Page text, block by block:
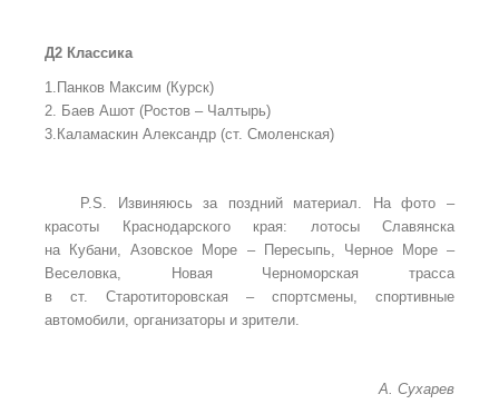
Д2 Классика
1.Панков Максим (Курск)
2. Баев Ашот (Ростов – Чалтырь)
3.Каламаскин Александр (ст. Смоленская)
P.S. Извиняюсь за поздний материал. На фото –
красоты Краснодарского края: лотосы Славянска
на Кубани, Азовское Море – Пересыпь, Черное Море –
Веселовка, Новая Черноморская трасса
в ст. Старотиторовская – спортсмены, спортивные
автомобили, организаторы и зрители.
А. Сухарев